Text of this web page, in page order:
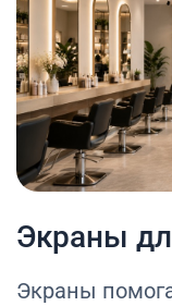
Экраны
Экраны